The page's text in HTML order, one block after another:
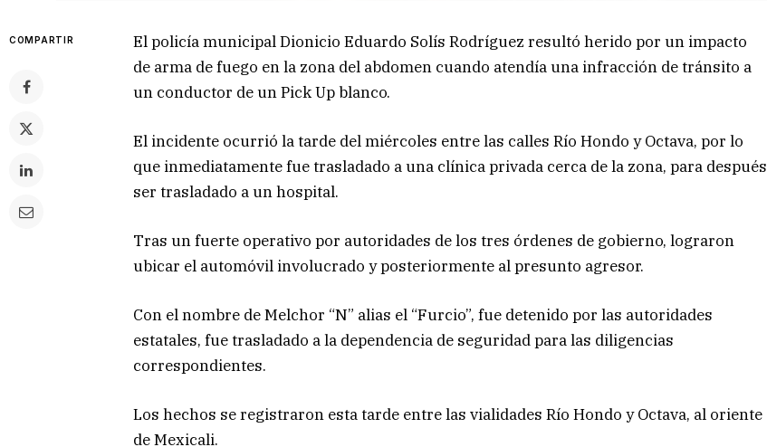
COMPARTIR
El policía municipal Dionicio Eduardo Solís Rodríguez resultó herido por un impacto
de arma de fuego en la zona del abdomen cuando atendía una infracción de tránsito a
un conductor de un Pick Up blanco.
El incidente ocurrió la tarde del miércoles entre las calles Río Hondo y Octava, por lo
que inmediatamente fue trasladado a una clínica privada cerca de la zona, para después
ser trasladado a un hospital.
Tras un fuerte operativo por autoridades de los tres órdenes de gobierno, lograron
ubicar el automóvil involucrado y posteriormente al presunto agresor.
Con el nombre de Melchor “N” alias el “Furcio”, fue detenido por las autoridades
estatales, fue trasladado a la dependencia de seguridad para las diligencias
correspondientes.
Los hechos se registraron esta tarde entre las vialidades Río Hondo y Octava, al oriente
de Mexicali.